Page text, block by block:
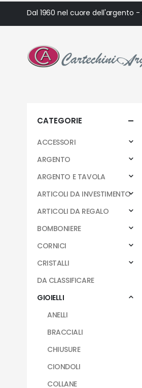
Dal 1960 nel cuore dell'argento -
CATEGORIE
ACCESSORI
ARGENTO
ARGENTO E TAVOLA
ARTICOLI DA INVESTIMENTO
ARTICOLI DA REGALO
BOMBONIERE
CORNICI
CRISTALLI
DA CLASSIFICARE
GIOIELLI
ANELLI
BRACCIALI
CHIUSURE
CIONDOLI
COLLANE